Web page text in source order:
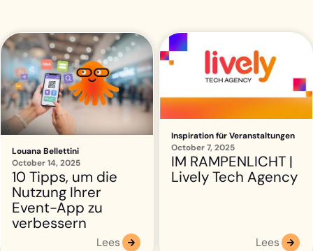
Louana Bellettini
October 14, 2025
10 Tipps, um die
Nutzung Ihrer
Event-App zu
verbessern
Lees
Inspiration für Veranstaltungen
October 7, 2025
IM RAMPENLICHT |
Lively Tech Agency
Lees